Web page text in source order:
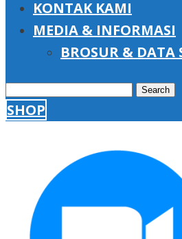
KONTAK KAMI
MEDIA & INFORMASI
BROSUR & DATA
Search
for:
SHOP